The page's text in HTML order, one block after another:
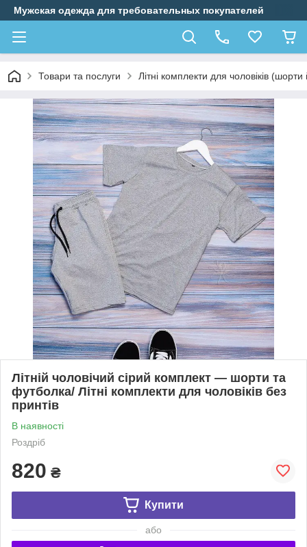
Мужская одежда для требовательных покупателей
Товари та послуги Літні комплекти для чоловіків
Літній чоловічий сірий комплект — шорти та
футболка/ Літні комплекти для чоловіків без
принтів
В наявності
Роздріб
820 ₴
Купити
або